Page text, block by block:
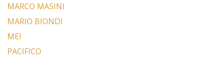
MARCO MASINI
MARIO BIONDI
MEI
PACIFICO